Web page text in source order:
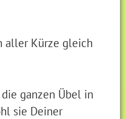
aller Kürze gleich
ganzen Übel in
sie Deiner